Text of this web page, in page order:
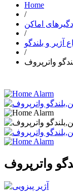
Home
/
اماکن
/
آژیر و بلندگو
/
واترپروف
واترپروف